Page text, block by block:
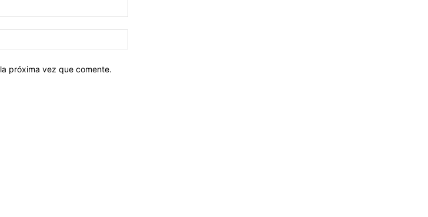
próxima vez que comente.